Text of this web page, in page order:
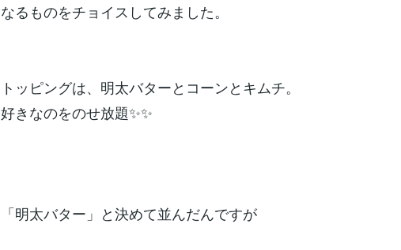
なるものをチョイスしてみました。
トッピングは、明太バターとコーンとキムチ。
好きなのをのせ放題✨✨
「明太バター」と決めて並んだんですが